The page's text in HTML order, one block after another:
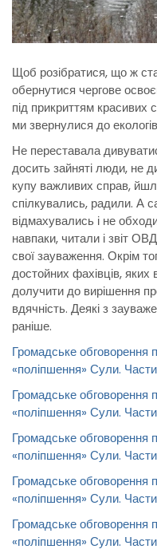
Щоб розібратися, що ж
обернутися чергове
під прикриттям красивих
ми звернулися до
Не переставала
досить зайняті люди, не
купу важливих справ,
спілкувались, радили. А
відмахувались і не
навпаки, читали і звіт
свої зауваження. Окрім
достойних фахівців, яких
долучити до вирішення
вдячність. Деякі з
раніше.
Громадське обговорення
«поліпшення» Сули.
Громадське обговорення
«поліпшення» Сули.
Громадське обговорення
«поліпшення» Сули.
Громадське обговорення
«поліпшення» Сули.
Громадське обговорення
«поліпшення» Сули.